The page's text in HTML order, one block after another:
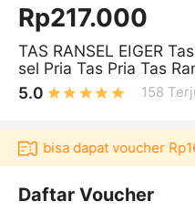
Rp217.000
TAS RANSEL EIGER Tas
sel Pria Tas Pria Tas Ransel Tas Ransel Laptop Ta
s Ransel
5.0 158
bisa dapat voucher
Daftar Voucher